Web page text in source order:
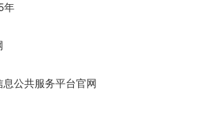
年
公共服务平台官网